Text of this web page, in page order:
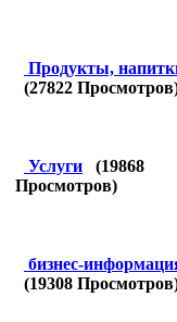
Продукты,
(27822
Услуги (19868
Просмотров)
бизнес-
(19308